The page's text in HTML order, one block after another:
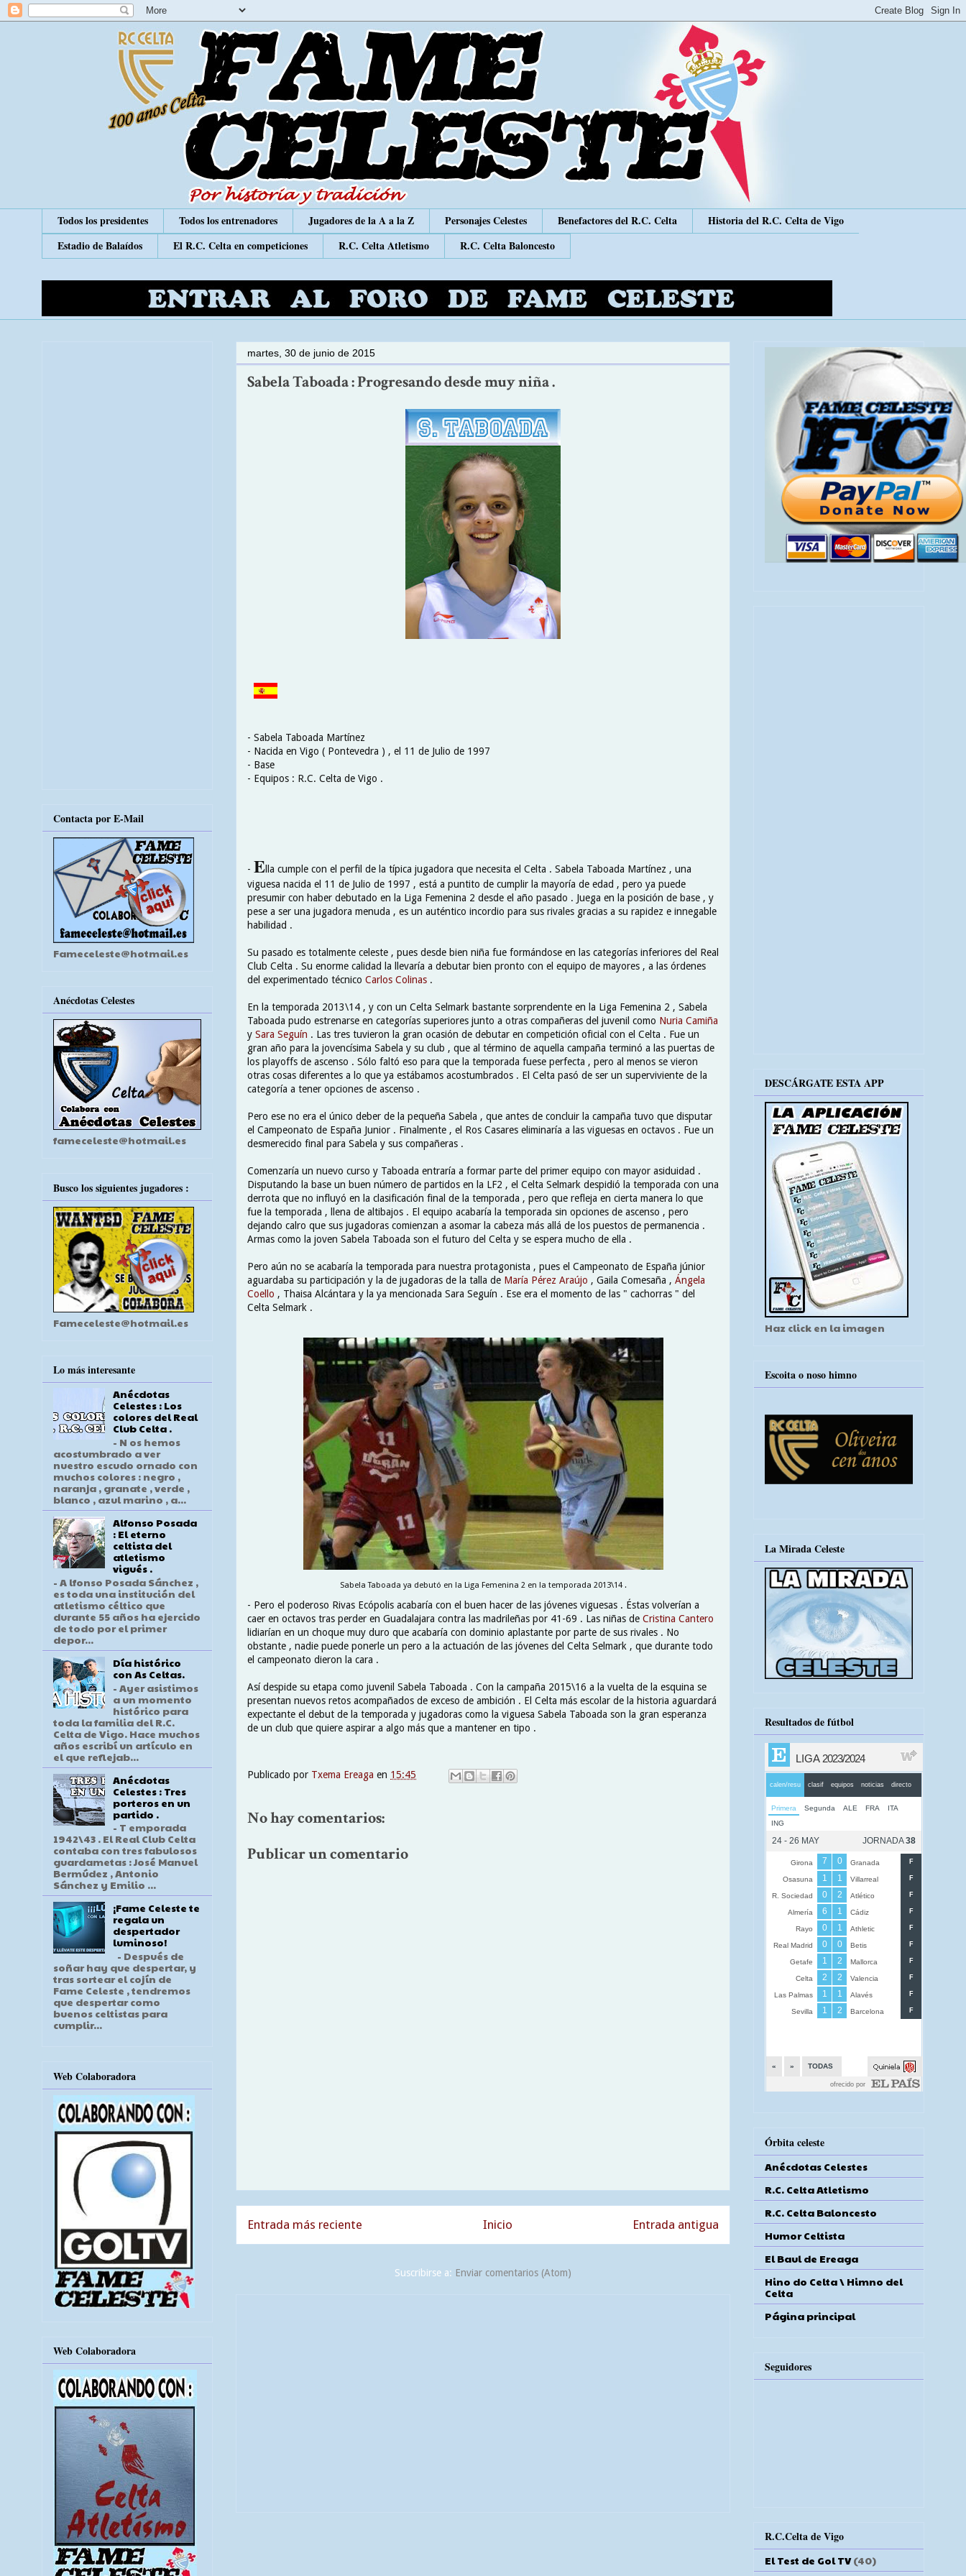
Todos los presidentes Todos los entrenadores Jugadores de la A a la Z Personajes Celestes Benefactores del R.C. Celta
Historia del R.C. Celta de Vigo
Estadio de Balaídos
El R.C. Celta en competiciones R.C. Celta Atletismo R.C. Celta Baloncesto
martes, 30 de junio de 2015
Sabela Taboada : Progresando desde muy niña .
- Sabela Taboada Martínez
- Nacida en Vigo ( Pontevedra ) , el 11 de Julio de 1997
- Base
- Equipos : R.C. Celta de Vigo .
- Ella cumple con el perfil de la típica jugadora que necesita el Celta . Sabela Taboada Martínez , una
viguesa nacida el 11 de Julio de 1997 , está a puntito de cumplir la mayoría de edad , pero ya puede
presumir con haber debutado en la Liga Femenina 2 desde el año pasado . Juega en la posición de base , y
pese a ser una jugadora menuda , es un auténtico incordio para sus rivales gracias a su rapidez e innegable
habilidad .
Su pasado es totalmente celeste , pues desde bien niña fue formándose en las categorías inferiores del Real
Club Celta . Su enorme calidad la llevaría a debutar bien pronto con el equipo de mayores , a las órdenes
del experimentado técnico Carlos Colinas .
En la temporada 2013\14 , y con un Celta Selmark bastante sorprendente en la Liga Femenina 2 , Sabela
Taboada pudo estrenarse en categorías superiores junto a otras compañeras del juvenil como Nuria Camiña
y Sara Seguín . Las tres tuvieron la gran ocasión de debutar en competición oficial con el Celta . Fue un
gran año para la jovencísima Sabela y su club , que al término de aquella campaña terminó a las puertas de
los playoffs de ascenso . Sólo faltó eso para que la temporada fuese perfecta , pero al menos se vieron
otras cosas diferentes a lo que ya estábamos acostumbrados . El Celta pasó de ser un superviviente de la
categoría a tener opciones de ascenso .
Pero ese no era el único deber de la pequeña Sabela , que antes de concluir la campaña tuvo que disputar
el Campeonato de España Junior . Finalmente , el Ros Casares eliminaría a las viguesas en octavos . Fue un
desmerecido final para Sabela y sus compañeras .
Comenzaría un nuevo curso y Taboada entraría a formar parte del primer equipo con mayor asiduidad .
Disputando la base un buen número de partidos en la LF2 , el Celta Selmark despidió la temporada con una
derrota que no influyó en la clasificación final de la temporada , pero que refleja en cierta manera lo que
fue la temporada , llena de altibajos . El equipo acabaría la temporada sin opciones de ascenso , pero
dejando calro que sus jugadoras comienzan a asomar la cabeza más allá de los puestos de permanencia .
Armas como la joven Sabela Taboada son el futuro del Celta y se espera mucho de ella .
Pero aún no se acabaría la temporada para nuestra protagonista , pues el Campeonato de España júnior
aguardaba su participación y la de jugadoras de la talla de María Pérez Araújo , Gaila Comesaña , Ángela
Coello , Thaisa Alcántara y la ya mencionada Sara Seguín . Ese era el momento de las " cachorras " del
Celta Selmark .
Sabela Taboada ya debutó en la Liga Femenina 2 en la temporada 2013\14 .
- Pero el poderoso Rivas Ecópolis acabaría con el buen hacer de las jóvenes viguesas . Éstas volverían a
caer en octavos tras perder en Guadalajara contra las madrileñas por 41-69 . Las niñas de Cristina Cantero
lidiarían en un choque muy duro que acabaría con dominio aplastante por parte de sus rivales . No
obstante , nadie puede ponerle un pero a la actuación de las jóvenes del Celta Selmark , que durante todo
el campeonato dieron la cara .
Así despide su etapa como juvenil Sabela Taboada . Con la campaña 2015\16 a la vuelta de la esquina se
presentan nuevos retos acompañados de exceso de ambición . El Celta más escolar de la historia aguardará
expectante el debut de la temporada y jugadoras como la viguesa Sabela Taboada son la gran esperanza
de un club que quiere aspirar a algo más que a mantener en tipo .
Publicado por Txema Ereaga en 15:45
No hay comentarios:
Publicar un comentario
Entrada más reciente Entrada antigua
Inicio
Suscribirse a: Enviar comentarios (Atom)
Contacta por E-Mail
Fameceleste@hotmail.es
Anécdotas Celestes
fameceleste@hotmail.es
Busco los siguientes jugadores :
Fameceleste@hotmail.es
Lo más interesante
Anécdotas
Celestes : Los
colores del Real
Club Celta .
- N os hemos
acostumbrado a ver
nuestro escudo ornado con
muchos colores : negro ,
naranja , granate , verde ,
blanco , azul marino , a...
Alfonso Posada
: El eterno
celtista del
atletismo
vigués .
- A lfonso Posada Sánchez ,
es toda una institución del
atletismo céltico que
durante 55 años ha ejercido
de todo por el primer
depor...
Día histórico
con As Celtas.
- Ayer asistimos
a un momento
histórico para
toda la familia del R.C.
Celta de Vigo. Hace muchos
años escribí un artículo en
el que reflejab...
Anécdotas
Celestes : Tres
porteros en un
partido .
- T emporada
1942\43 . El Real Club Celta
contaba con tres fabulosos
guardametas : José Manuel
Bermúdez , Antonio
Sánchez y Emilio ...
¡Fame Celeste te
regala un
despertador
luminoso!
- Después de
soñar hay que despertar, y
tras sortear el cojín de
Fame Celeste , tendremos
que despertar como
buenos celtistas para
cumplir...
Web Colaboradora
Web Colaboradora
DESCÁRGATE ESTA APP
Haz click en la imagen
Escoita o noso himno
La Mirada Celeste
Resultados de fútbol
Órbita celeste
Anécdotas Celestes
R.C. Celta Atletismo
R.C. Celta Baloncesto
Humor Celtista
El Baul de Ereaga
Hino do Celta \ Himno del
Celta
Página principal
Seguidores
R.C.Celta de Vigo
El Test de Gol TV (40)